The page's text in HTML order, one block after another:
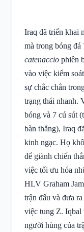
Iraq đã triển khai
mà trong bóng
catenaccio phiên
vào việc kiểm
sự chắc chắn
trạng thái nhanh.
bóng và 7 cú sút
bàn thắng), Iraq
kinh ngạc. Họ
để giành chiến
việc tối ưu hóa
HLV Graham
trận đấu và đưa
việc tung Z. Iqbal
người hùng của